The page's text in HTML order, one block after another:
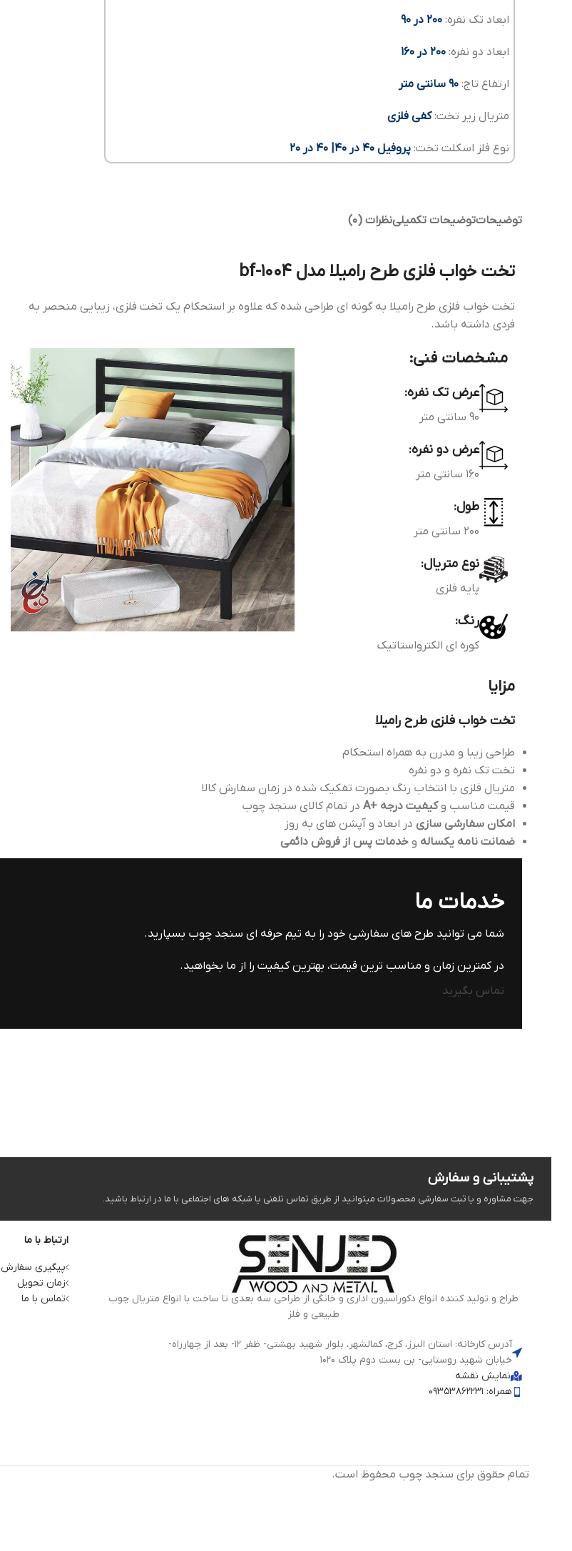
ابعاد تک نفره: 200 در 90
ابعاد دو نفره: 200 در 160
ارتفاع تاج: 90 سانتی متر
متریال زیر تخت:کفی فلزی
نوع فلز اسکلت تخت: پروفیل 40 در 40| 40 در 20
توضیحاتتوضیحات تکمیلینظرات (0)
تخت خواب فلزی طرح رامیلا مدل bf-1004
تخت خواب فلزی طرح رامیلا به گونه ای طراحی شده که علاوه بر استحکام یک تخت فلزی، زیبایی منحصر به
فردی داشته باشد.
مشخصات فنی:
عرض تک نفره:
90 سانتی متر
عرض دو نفره:
160 سانتی متر
طول:
200 سانتی متر
نوع متریال:
پایه فلزی
رنگ:
کوره ای الکترواستاتیک
مزایا
تخت خواب فلزی طرح رامیلا
طراحی زیبا و مدرن به همراه استحکام
تخت تک نفره و دو نفره
متریال فلزی با انتخاب رنگ بصورت تفکیک شده در زمان سفارش کالا
قیمت مناسب وکیفیت درجه +A
در تمام کالای سنجد چوب
امکان سفارشی سازی در ابعاد و آپشن های به روز
ضمانت نامه یکساله و خدمات پس از فروش دائمی
خدمات ما
شما می توانید طرح های سفارشی خود را به تیم حرفه ای سنجد چوب بسپارید.
در کمترین زمان و مناسب ترین قیمت، بهترین کیفیت را از ما بخواهید.
تماس بگیرید
پشتیبانی و سفارش
جهت مشاوره و یا ثبت سفارشی محصولات میتوانید از طریق تماس تلفنی یا شبکه های اجتماعی با ما در ارتباط باشید.
طراح و تولید کننده انواع دکوراسیون اداری و خانگی از طراحی سه بعدی تا ساخت با انواع متریال چوب
طبیعی و فلز
ارتباط با ما
پیگیری سفارش
زمان تحویل
تماس با ما
آدرس کارخانه: استان البرز، کرج، کمالشهر، بلوار شهید بهشتی- ظفر 12- بعد از چهارراه-
خیابان شهید روستایی- بن بست دوم پلاک 1020
نمایش نقشه
همراه: 09353862231
تمام حقوق برای سنجد چوب محفوظ است.